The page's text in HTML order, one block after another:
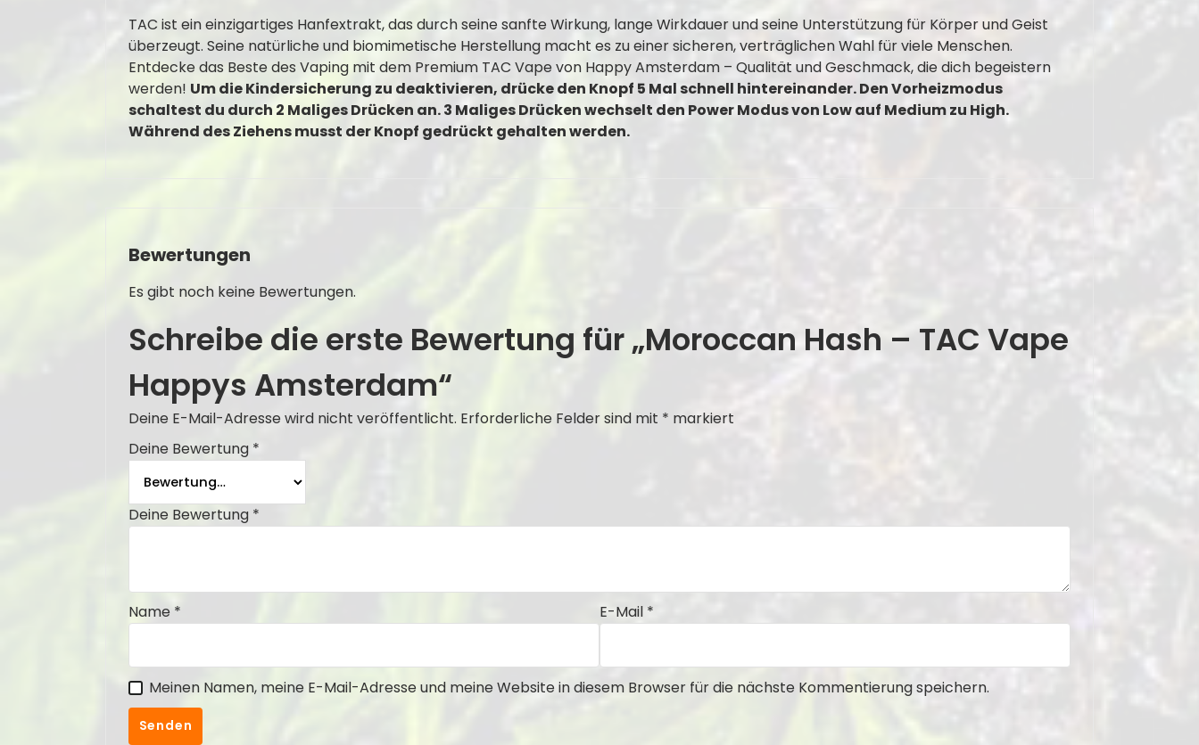
TAC ist ein einzigartiges Hanfextrakt, das durch seine sanfte Wirkung, lange Wirkdauer und seine Unterstützung für Körper und Geist
überzeugt. Seine natürliche und biomimetische Herstellung macht es zu einer sicheren, verträglichen Wahl für viele Menschen.
Entdecke das Beste des Vaping mit dem Premium TAC Vape von Happy Amsterdam – Qualität und Geschmack, die dich begeistern
werden! Um die Kindersicherung zu deaktivieren, drücke den Knopf 5 Mal schnell hintereinander. Den Vorheizmodus
schaltest du durch 2 Maliges Drücken an. 3 Maliges Drücken wechselt den Power Modus von Low auf Medium zu High.
Während des Ziehens musst der Knopf gedrückt gehalten werden.
Bewertungen
Es gibt noch keine Bewertungen.
Schreibe die erste Bewertung für „Moroccan Hash – TAC Vape
Happys Amsterdam“
Deine E-Mail-Adresse wird nicht veröffentlicht. Erforderliche Felder sind mit * markiert
Deine Bewertung *
Deine Bewertung *
Name * E-Mail *
Meinen Namen, meine E-Mail-Adresse und meine Website in diesem Browser für die nächste Kommentierung speichern.